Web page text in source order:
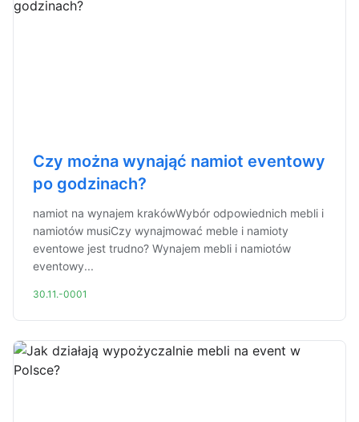
Czy można wynająć namiot eventowy
po godzinach?
namiot na wynajem krakówWybór odpowiednich mebli i
namiotów musiCzy wynajmować meble i namioty
eventowe jest trudno? Wynajem mebli i namiotów
eventowy...
30.11.-0001